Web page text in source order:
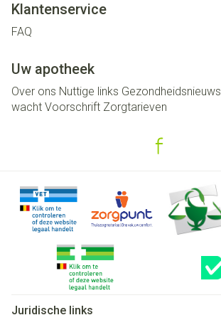
Klantenservice
FAQ
Uw apotheek
Over ons Nuttige links Gezondheidsnieuws
wacht Voorschrift Zorgtarieven
Juridische links